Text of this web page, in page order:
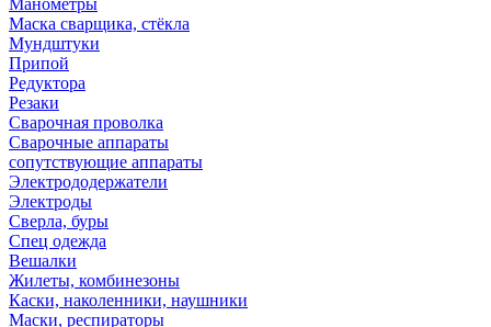
Манометры
Маска сварщика, стёкла
Мундштуки
Припой
Редуктора
Резаки
Сварочная проволка
Сварочные аппараты
сопутствующие аппараты
Электрододержатели
Электроды
Сверла, буры
Спец одежда
Вешалки
Жилеты, комбинезоны
Каски, наколенники, наушники
Маски, респираторы